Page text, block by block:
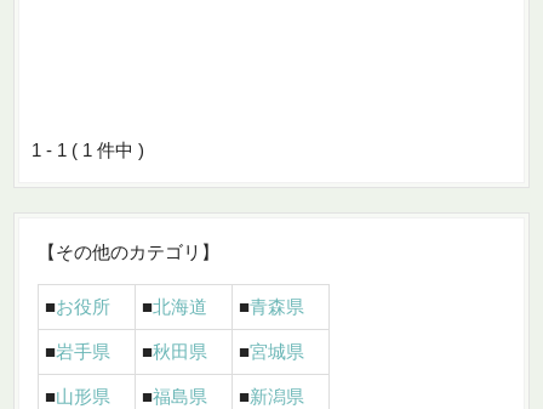
1 - 1 ( 1 件中 )
【その他のカテゴリ】
■お役所 ■北海道 ■青森県
■岩手県 ■秋田県 ■宮城県
■山形県 ■福島県 ■新潟県